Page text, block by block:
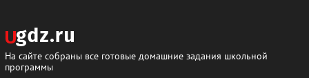
На сайте собраны все готовые домашние задания школьной
программы